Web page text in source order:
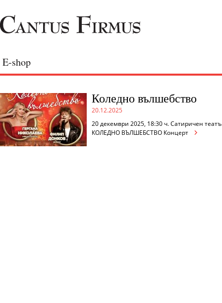
E-shop
Коледно вълшебство
20.12.2025
20 декември 2025, 18:30 ч. Сатиричен
КОЛЕДНО ВЪЛШЕБСТВО Концерт